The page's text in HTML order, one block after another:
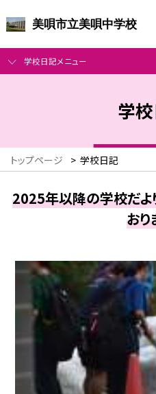
美唄市立美唄中学校
学校日記メニュー
学
トップページ > 学校日記
2025年以降の学校だよ
おり